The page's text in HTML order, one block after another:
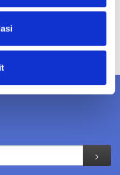
may be changed